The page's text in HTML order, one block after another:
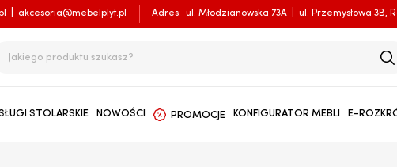
akcesoria@mebelplyt.pl Adres: ul. Młodzianowska 73A ul. Przemysłowa 3B,
STOLARSKIE NOWOŚCI PROMOCJE KONFIGURATOR MEBLI E-